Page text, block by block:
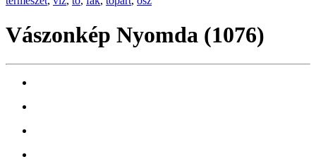
Vászonkép Nyomda (1076)